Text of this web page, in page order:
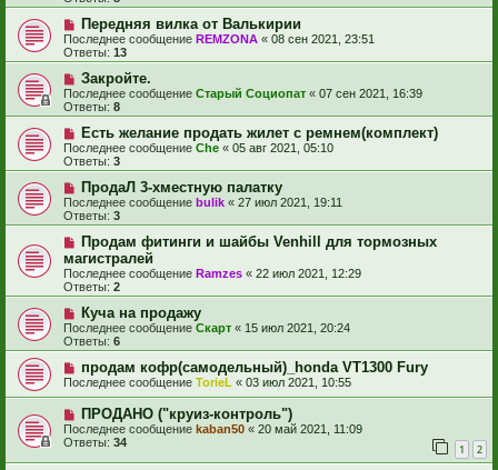
Передняя вилка от Валькирии
Последнее сообщение REMZONA « 08 сен 2021, 23:51
Ответы: 13
Закройте.
Последнее сообщение Старый Социопат « 07 сен 2021, 16:39
Ответы: 8
Есть желание продать жилет с ремнем(комплект)
Последнее сообщение Сhe « 05 авг 2021, 05:10
Ответы: 3
ПродаЛ 3-хместную палатку
Последнее сообщение bulik « 27 июл 2021, 19:11
Ответы: 3
Продам фитинги и шайбы Venhill для тормозных
магистралей
Последнее сообщение Ramzes « 22 июл 2021, 12:29
Ответы: 2
Куча на продажу
Последнее сообщение Скарт « 15 июл 2021, 20:24
Ответы: 6
продам кофр(самодельный)_honda VT1300 Fury
Последнее сообщение TorieL « 03 июл 2021, 10:55
ПРОДАНО ("круиз-контроль")
Последнее сообщение kaban50 « 20 май 2021, 11:09
Ответы: 34 1 2